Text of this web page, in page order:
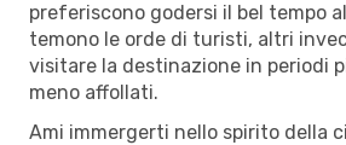
preferiscono godersi il bel tempo
temono le orde di turisti, altri
visitare la destinazione in periodi
meno affollati.
Ami immergerti nello spirito della